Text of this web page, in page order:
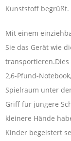
Kunststoff begrüßt.
Mit einem
Sie das Gerät wie
2,6-Pfund-
Spielraum unter
Griff für jüngere
kleinere Hände
Kinder begeistert